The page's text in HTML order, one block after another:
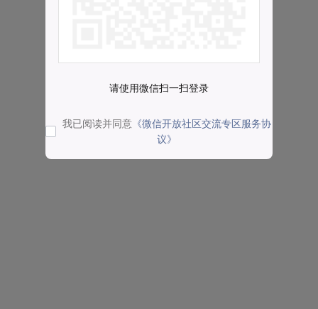
请使用微信扫一扫登录
我已阅读并同意 《微信开放社区交流专区服务协
议》